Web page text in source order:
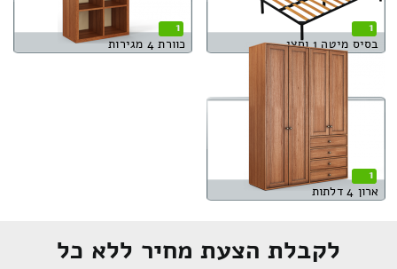
1
בסיס מיטה 1 וחצי
1
כוורת 4 מגירות
1
ארון 4 דלתות
לקבלת הצעת מחיר ללא כל